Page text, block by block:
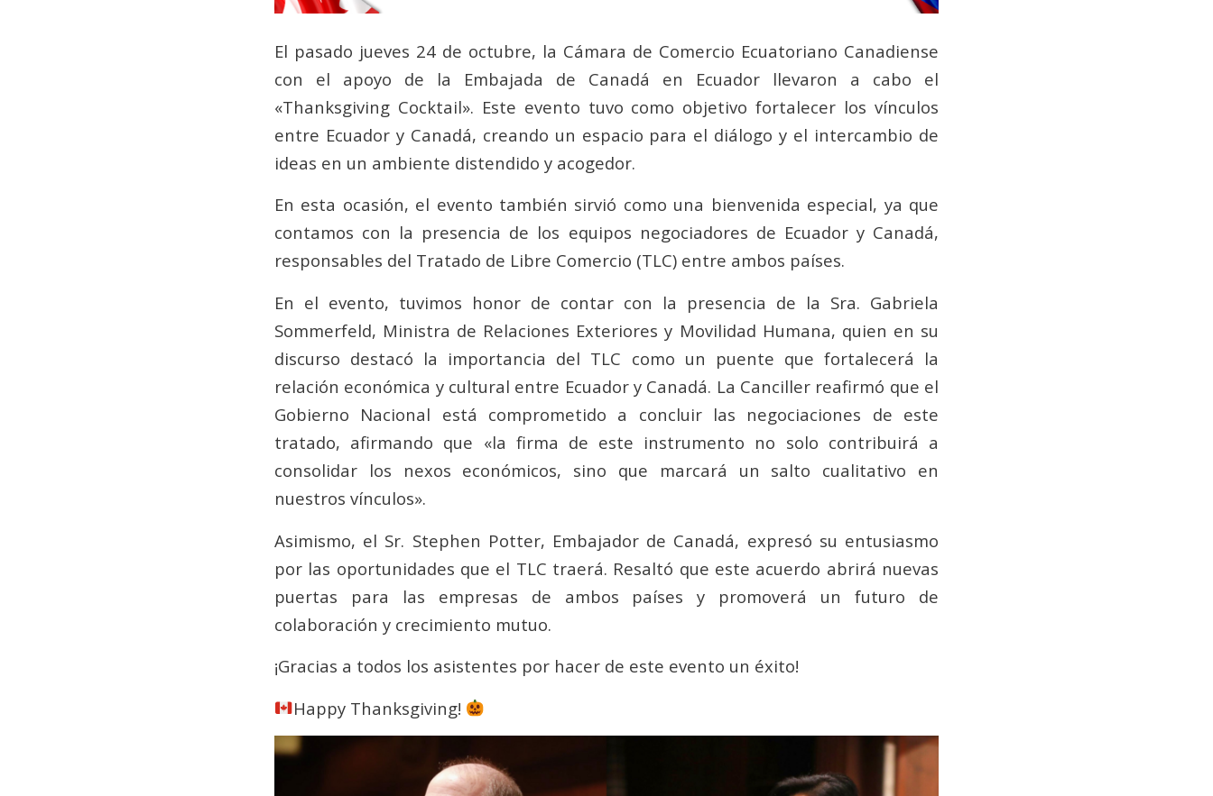
El pasado jueves 24 de octubre, la Cámara de Comercio Ecuatoriano Canadiense
con el apoyo de la Embajada de Canadá en Ecuador llevaron a cabo el
«Thanksgiving Cocktail». Este evento tuvo como objetivo fortalecer los vínculos
entre Ecuador y Canadá, creando un espacio para el diálogo y el intercambio de
ideas en un ambiente distendido y acogedor.
En esta ocasión, el evento también sirvió como una bienvenida especial, ya que
contamos con la presencia de los equipos negociadores de Ecuador y Canadá,
responsables del Tratado de Libre Comercio (TLC) entre ambos países.
En el evento, tuvimos honor de contar con la presencia de la Sra. Gabriela
Sommerfeld, Ministra de Relaciones Exteriores y Movilidad Humana, quien en su
discurso destacó la importancia del TLC como un puente que fortalecerá la
relación económica y cultural entre Ecuador y Canadá. La Canciller reafirmó que el
Gobierno Nacional está comprometido a concluir las negociaciones de este
tratado, afirmando que «la firma de este instrumento no solo contribuirá a
consolidar los nexos económicos, sino que marcará un salto cualitativo en
nuestros vínculos».
Asimismo, el Sr. Stephen Potter, Embajador de Canadá, expresó su entusiasmo
por las oportunidades que el TLC traerá. Resaltó que este acuerdo abrirá nuevas
puertas para las empresas de ambos países y promoverá un futuro de
colaboración y crecimiento mutuo.
¡Gracias a todos los asistentes por hacer de este evento un éxito!
Happy Thanksgiving!